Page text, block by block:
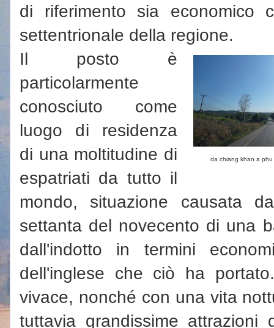
di riferimento sia economico
settentrionale della regione.
da chiang khan a
Il posto è
particolarmente
conosciuto come
luogo di residenza
di una moltitudine di
espatriati da tutto il
mondo, situazione causata
settanta del novecento di una
dall'indotto in termini
dell'inglese che ciò ha
vivace, nonché con una vita
tuttavia grandissime attrazioni